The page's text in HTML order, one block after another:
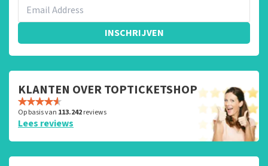
INSCHRIJVEN
KLANTEN OVER TOPTICKETSHOP
Op basis van 113.242reviews
Lees reviews